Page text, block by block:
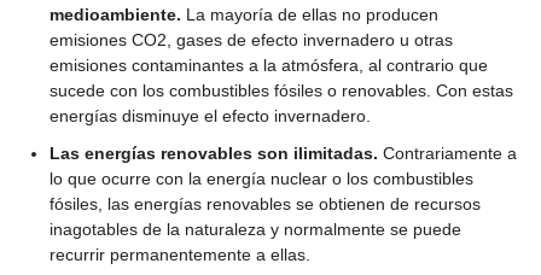
medioambiente. La mayoría de ellas no producen
emisiones CO2, gases de efecto invernadero u otras
emisiones contaminantes a la atmósfera, al contrario que
sucede con los combustibles fósiles o renovables. Con estas
energías disminuye el efecto invernadero.
Las energías renovables son ilimitadas. Contrariamente a
lo que ocurre con la energía nuclear o los combustibles
fósiles, las energías renovables se obtienen de recursos
inagotables de la naturaleza y normalmente se puede
recurrir permanentemente a ellas.